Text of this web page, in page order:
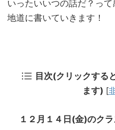
いったいいつの話だ？っ
地道に書いていきます！
目次(クリックする
ます) [
１２月１４日(金)のクラ